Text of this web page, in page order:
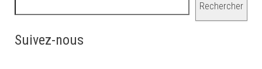
Rechercher
Suivez-nous